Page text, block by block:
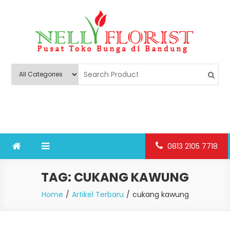
Nelly Florist Bandung
0813 2105 7718
TAG: CUKANG KAWUNG
Home Artikel Terbaru cukang kawung